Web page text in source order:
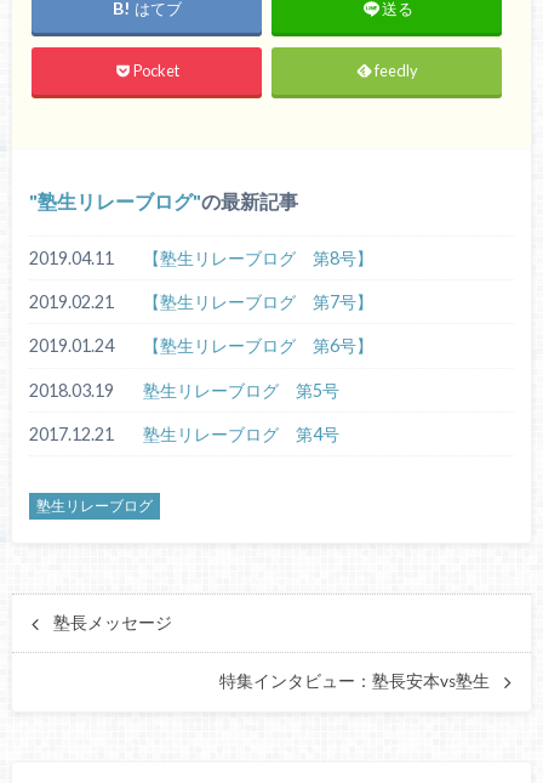
はてブ 送る
Pocket feedly
塾生リレーブログ の最新記事
2019.04.11 【塾生リレーブログ 第8号】
2019.02.21 【塾生リレーブログ 第7号】
2019.01.24 【塾生リレーブログ 第6号】
2018.03.19 塾生リレーブログ 第5号
2017.12.21 塾生リレーブログ 第4号
塾生リレーブログ
塾長メッセージ
特集インタビュー：塾長安本vs塾生